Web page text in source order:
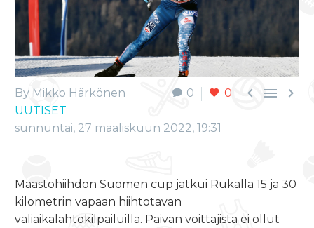
0 0   
By Mikko Härkönen
UUTISET
sunnuntai, 27 maaliskuun 2022, 19:31
Maastohiihdon Suomen cup jatkui Rukalla 15 ja 30
kilometrin vapaan hiihtotavan
väliaikalähtökilpailuilla. Päivän voittajista ei ollut